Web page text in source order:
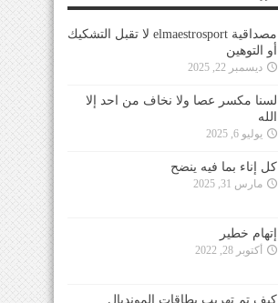
مصداقية elmaestrosport لا تقبل التشكيك
أو التوهين
ديسمبر 22, 2025
لسنا مكسر عصا ولا نخاف من احد إلا
الله
يوليو 6, 2025
كل إناء بما فيه ينضح
مارس 31, 2025
إتهام خطير
أكتوبر 28, 2022
كيف تم تهريب بطاقات المونديال